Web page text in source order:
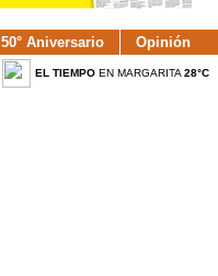
50° Aniversario Opinión
EL TIEMPOEN MARGARITA 28°C